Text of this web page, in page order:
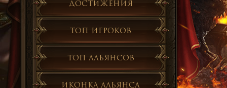
Достижения
Топ игроков
Топ альянсов
Иконка альянса